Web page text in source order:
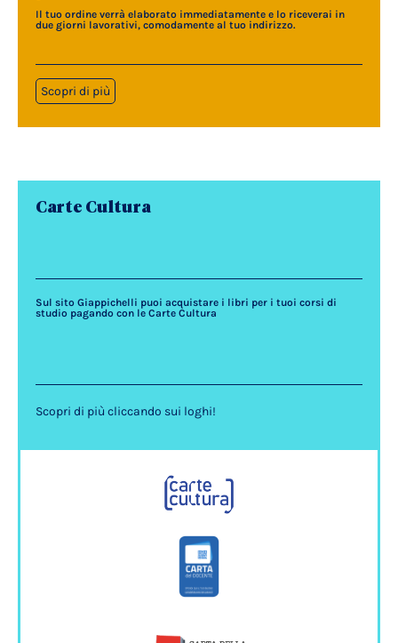
Il tuo ordine verrà elaborato immediatamente e lo riceverai in
due giorni lavorativi, comodamente al tuo indirizzo.
Scopri di più
Carte Cultura
Sul sito Giappichelli puoi acquistare i libri per i tuoi corsi di
studio pagando con le Carte Cultura
Scopri di più cliccando sui loghi!